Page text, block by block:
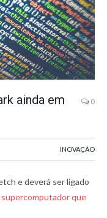
ainda em
0
INOVAÇÃO
e deverá ser ligado
que